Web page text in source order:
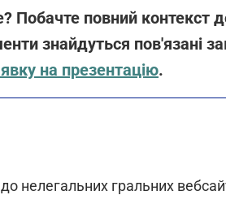
Побачте повний контекст
знайдуться пов'язані
на презентацію.
нелегальних гральних